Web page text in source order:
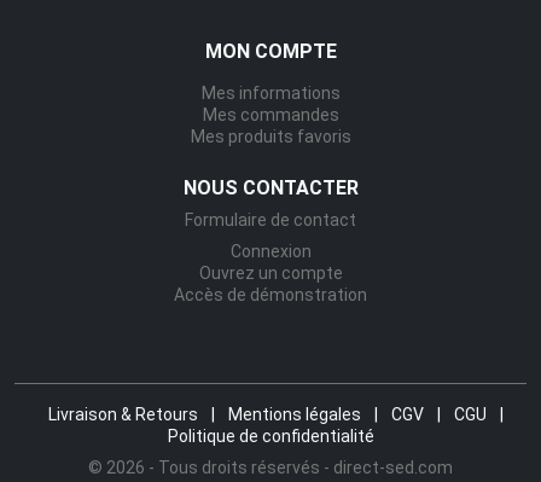
MON COMPTE
Mes informations
Mes commandes
Mes produits favoris
NOUS CONTACTER
Formulaire de contact
Connexion
Ouvrez un compte
Accès de démonstration
Livraison & Retours Mentions légales CGV CGU
Politique de confidentialité
© 2026 - Tous droits réservés - direct-sed.com